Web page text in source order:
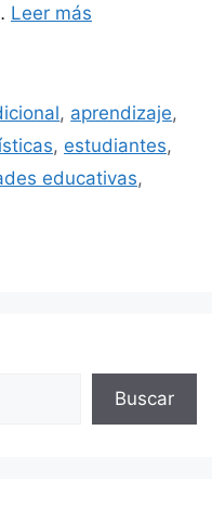
Leer más
, aprendizaje,
, estudiantes,
educativas,
Buscar